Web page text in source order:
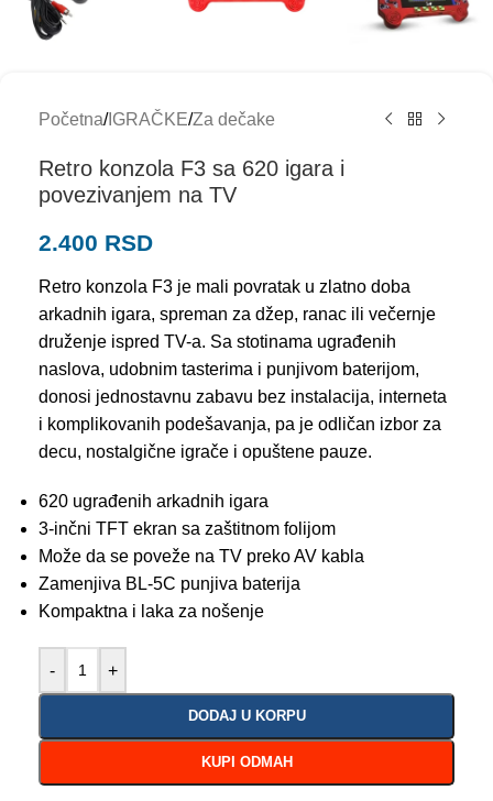
Početna/IGRAČKE/Za dečake
Retro konzola F3 sa 620 igara i
povezivanjem na TV
2.400 RSD
Retro konzola F3 je mali povratak u zlatno doba
arkadnih igara, spreman za džep, ranac ili večernje
druženje ispred TV-a. Sa stotinama ugrađenih
naslova, udobnim tasterima i punjivom baterijom,
donosi jednostavnu zabavu bez instalacija, interneta
i komplikovanih podešavanja, pa je odličan izbor za
decu, nostalgične igrače i opuštene pauze.
620 ugrađenih arkadnih igara
3-inčni TFT ekran sa zaštitnom folijom
Može da se poveže na TV preko AV kabla
Zamenjiva BL-5C punjiva baterija
Kompaktna i laka za nošenje
- +
DODAJ U KORPU
KUPI ODMAH